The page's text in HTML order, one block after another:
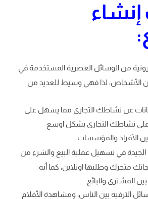
إنشاء
من الوسائل العصرية المستخدمة في
بين الأشخاص، لذا فهي وسيط للعديد من
عن نشاطك التجارى مما يسهل على
على نشاطك التجارى بشكل اوسع
الأفراد والمؤسسات
الجيدة في تسهيل عملية البيع والشرء من
متجرك وطلبها اونلاين، كما أنه
المشترى والبائع
الترفيه بين الناس، ومشاهدة الأفلام